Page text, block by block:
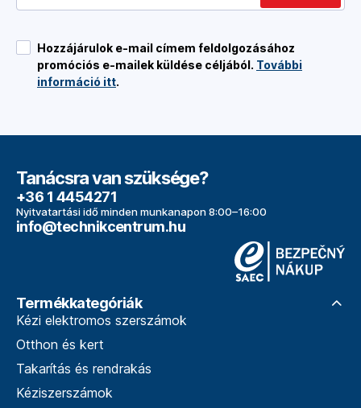
Hozzájárulok e-mail címem feldolgozásához
promóciós e-mailek küldése céljából. További
információ itt.
Tanácsra van szüksége?
+36 1 4454271
Nyitvatartási idő minden munkanapon 8:00–16:00
info@technikcentrum.hu
Termékkategóriák
Kézi elektromos szerszámok
Otthon és kert
Takarítás és rendrakás
Kéziszerszámok